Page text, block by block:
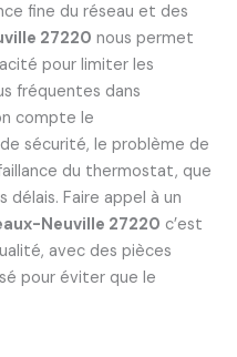
fine du réseau et des
27220 nous permet
pour limiter les
fréquentes dans
compte le
sécurité, le problème de
du thermostat, que
délais. Faire appel à un
Neuville 27220 c’est
avec des pièces
pour éviter que le